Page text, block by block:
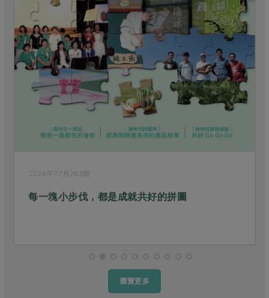
2026年07月263期
每一塊小步伐，都是成就共好的拼圖
瀏覽更多